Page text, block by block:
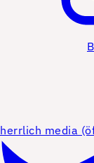
herrlich media